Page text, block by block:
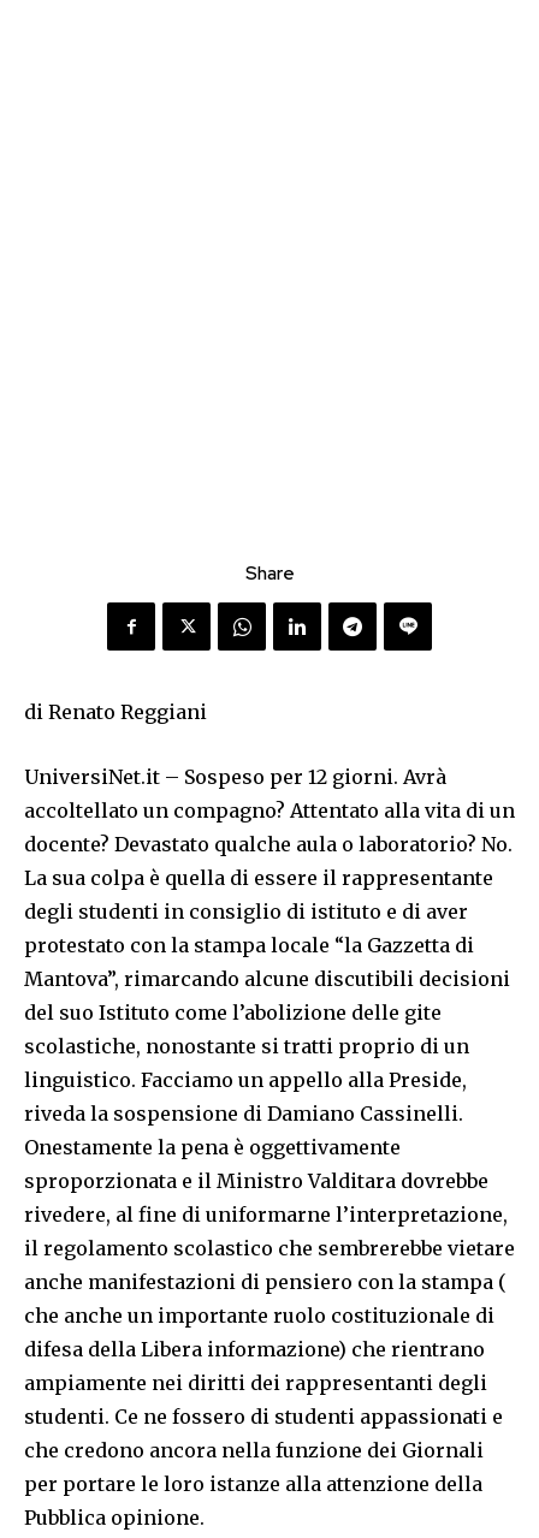
Share
di Renato Reggiani
UniversiNet.it – Sospeso per 12 giorni. Avrà
accoltellato un compagno? Attentato alla vita di un
docente? Devastato qualche aula o laboratorio? No.
La sua colpa è quella di essere il rappresentante
degli studenti in consiglio di istituto e di aver
protestato con la stampa locale “la Gazzetta di
Mantova”, rimarcando alcune discutibili decisioni
del suo Istituto come l’abolizione delle gite
scolastiche, nonostante si tratti proprio di un
linguistico. Facciamo un appello alla Preside,
riveda la sospensione di Damiano Cassinelli.
Onestamente la pena è oggettivamente
sproporzionata e il Ministro Valditara dovrebbe
rivedere, al fine di uniformarne l’interpretazione,
il regolamento scolastico che sembrerebbe vietare
anche manifestazioni di pensiero con la stampa (
che anche un importante ruolo costituzionale di
difesa della Libera informazione) che rientrano
ampiamente nei diritti dei rappresentanti degli
studenti. Ce ne fossero di studenti appassionati e
che credono ancora nella funzione dei Giornali
per portare le loro istanze alla attenzione della
Pubblica opinione.